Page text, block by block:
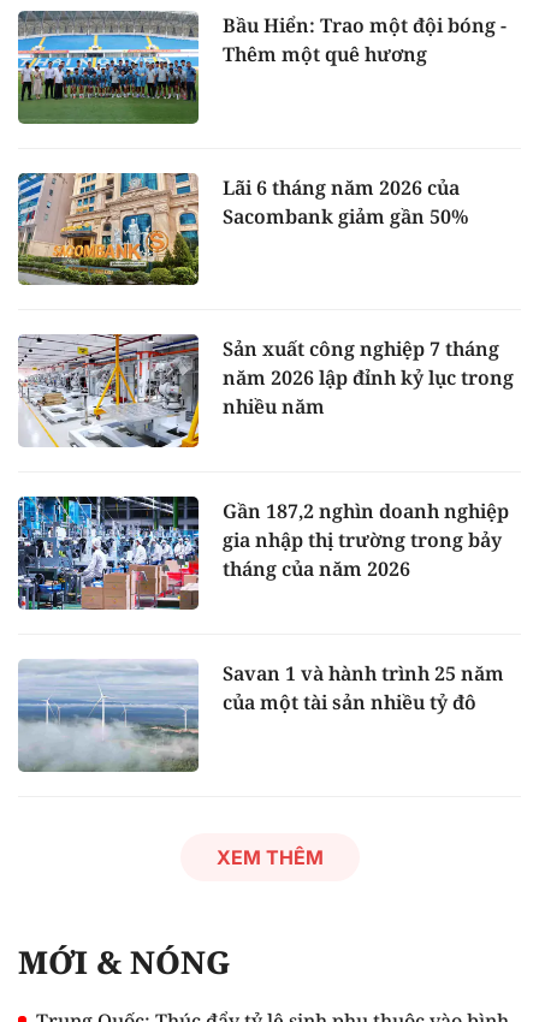
Bầu Hiển: Trao một đội bóng -
Thêm một quê hương
Lãi 6 tháng năm 2026 của
Sacombank giảm gần 50%
Sản xuất công nghiệp 7 tháng
năm 2026 lập đỉnh kỷ lục trong
nhiều năm
Gần 187,2 nghìn doanh nghiệp
gia nhập thị trường trong bảy
tháng của năm 2026
Savan 1 và hành trình 25 năm
của một tài sản nhiều tỷ đô
XEM THÊM
MỚI & NÓNG